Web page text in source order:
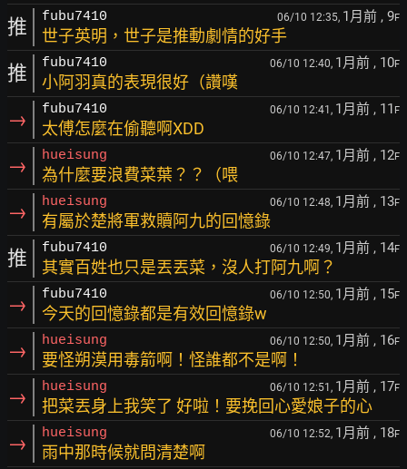
推 fubu7410 06/10 12:35, 1月前 , 9F
世子英明，世子是推動劇情的好手
推 fubu7410 06/10 12:40, 1月前 , 10F
小阿羽真的表現很好（讚嘆
→ fubu7410 06/10 12:41, 1月前 , 11 F
太傅怎麼在偷聽啊XDD
→ hueisung 06/10 12:47, 1月前 , 12F
為什麼要浪費菜葉？？（喂
→ hueisung 06/10 12:48, 1月前 , 13F
有屬於楚將軍救贖阿九的回憶錄
推 fubu7410 06/10 12:49, 1月前 , 14F
其實百姓也只是丟丟菜，沒人打阿九啊？
→ fubu7410 06/10 12:50, 1月前 , 15F
今天的回憶錄都是有效回憶錄w
→ hueisung 06/10 12:50, 1月前 , 16F
要怪朔漠用毒箭啊！怪誰都不是啊！
→ hueisung 06/10 12:51, 1月前 , 17F
把菜丟身上我笑了 好啦！要挽回心愛娘子的心
→ hueisung 06/10 12:52, 1月前 , 18F
雨中那時候就問清楚啊